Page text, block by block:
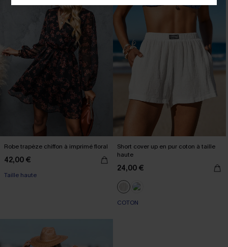
Robe trapèze chiffon à imprimé floral
42,00 €
Taille haute
Short cover up en pur coton à taille
haute
24,00 €
COTON